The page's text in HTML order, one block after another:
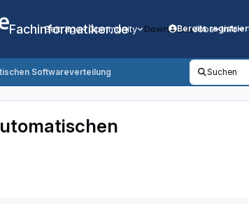
Fachinformatiker.de
Beiträge Community DownloadsJobs Info
Bereits
Softwareverteilung Suchen